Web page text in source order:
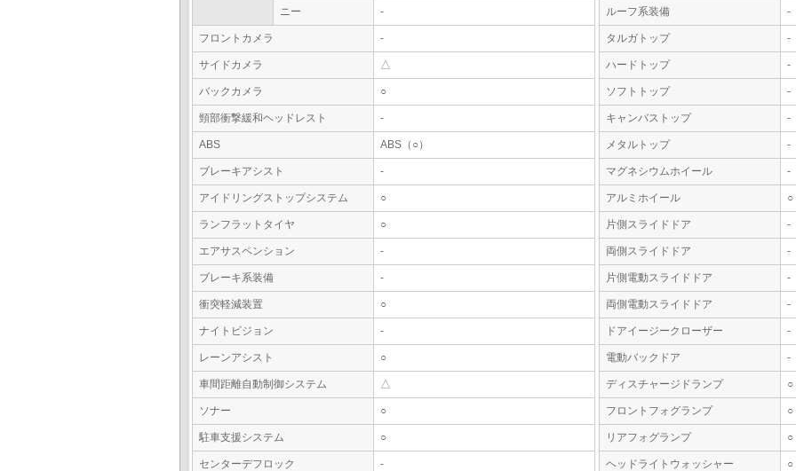
ニー -
フロントカメラ -
サイドカメラ △
バックカメラ ○
頸部衝撃緩和ヘッドレスト -
ABS ABS（○）
ブレーキアシスト -
アイドリングストップシステム ○
ランフラットタイヤ ○
エアサスペンション -
ブレーキ系装備 -
衝突軽減装置 ○
ナイトビジョン -
レーンアシスト ○
車間距離自動制御システム △
ソナー ○
駐車支援システム ○
センターデフロック -
ルーフ系装備 -
タルガトップ -
ハードトップ -
ソフトトップ -
キャンバストップ -
メタルトップ -
マグネシウムホイール -
アルミホイール ○
片側スライドドア -
両側スライドドア -
片側電動スライドドア -
両側電動スライドドア -
ドアイージークローザー -
電動バックドア -
ディスチャージドランプ ○
フロントフォグランプ ○
リアフォグランプ ○
ヘッドライトウォッシャー ○